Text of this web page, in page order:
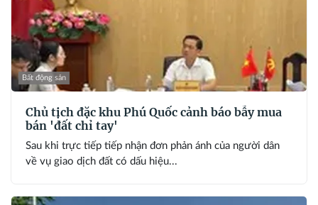
Bất động sản
Chủ tịch đặc khu Phú Quốc cảnh báo bẫy mua
bán 'đất chỉ tay'
Sau khi trực tiếp tiếp nhận đơn phản ánh của người dân
về vụ giao dịch đất có dấu hiệu...